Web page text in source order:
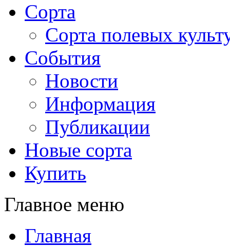
Сорта
Сорта полевых
События
Новости
Информация
Публикации
Новые сорта
Купить
Главное меню
Главная